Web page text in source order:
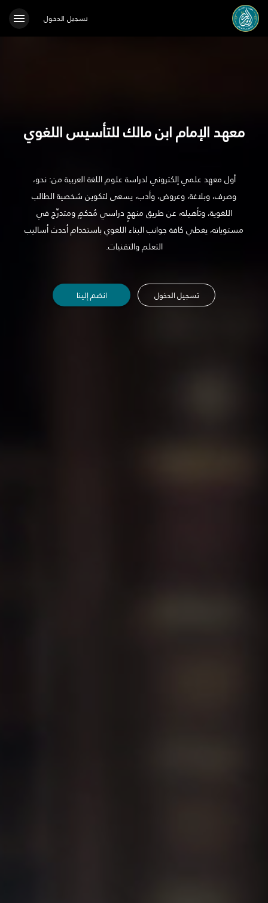
تسجيل الدخول menu
معهد الإمام ابن مالك للتأسيس اللغوي
أول معهد علمي إلكتروني لدراسة علوم اللغة العربية من: نحو،
وصرف، وبلاغة، وعروض، وأدب، يسعى لتكوين شخصية الطالب
اللغوية، وتأهيله؛ عن طريق منهجٍ دراسي مُحكمٍ ومتدرِّج في
مستوياته، يغطي كافة جوانب البناء اللغوي باستخدام أحدث أساليب
التعلم والتقنيات.
تسجيل الدخول انضم إلينا